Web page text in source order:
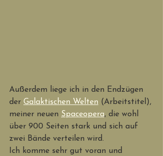
Außerdem liege ich in den Endzügen
der Galaktischen Welten (Arbeitstitel),
meiner neuen Spaceopera, die wohl
über 900 Seiten stark und sich auf
zwei Bände verteilen wird.
Ich komme sehr gut voran und